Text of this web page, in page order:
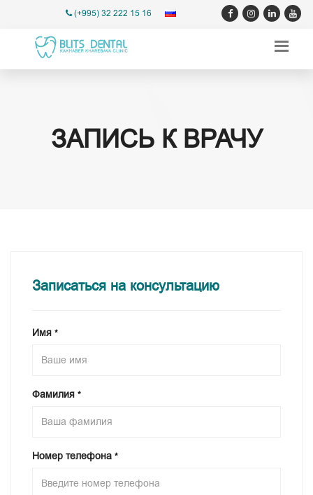
(+995) 32 222 15 16
ЗАПИСЬ К ВРАЧУ
Записаться на консультацию
Имя *
Фамилия *
Номер телефона *